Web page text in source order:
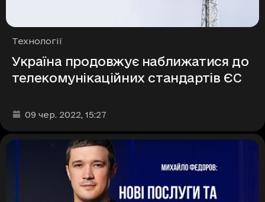
Рубрики
Технології
Україна продовжує наближатися до
телекомунікаційних стандартів ЄС
Дата та час публікації
09 чер. 2022, 15:27